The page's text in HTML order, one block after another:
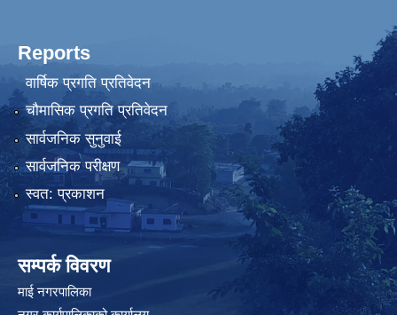
Reports
वार्षिक प्रगति प्रतिवेदन
चौमासिक प्रगति प्रतिवेदन
सार्वजनिक सुनुवाई
सार्वजनिक परीक्षण
स्वत: प्रकाशन
सम्पर्क विवरण
माई नगरपालिका